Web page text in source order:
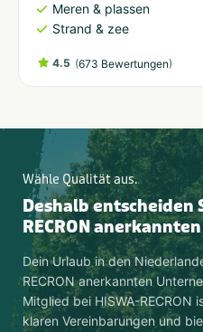
Meren & plassen
Strand & zee
4.5 (673 Bewertungen)
Wähle Qualität aus.
Deshalb entscheiden
RECRON
Dein Urlaub in den
RECRON anerkannten
Mitglied bei HISWA-
klaren Vereinbarungen und